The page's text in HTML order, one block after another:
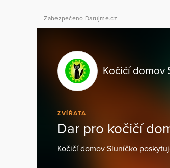
Zabezpečeno Darujme.cz
Kočičí domov
ZVÍŘATA
Dar pro kočičí
Kočičí domov Sluníčko